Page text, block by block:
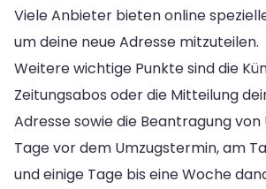
Viele Anbieter bieten online
um deine neue Adresse mitzuteilen.
Weitere wichtige Punkte sind die
Zeitungsabos oder die Mitteilung
Adresse sowie die Beantragung
Tage vor dem Umzugstermin, am
und einige Tage bis eine Woche